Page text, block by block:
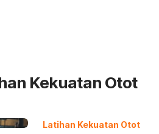
Kekuatan Otot
Latihan Kekuatan Otot